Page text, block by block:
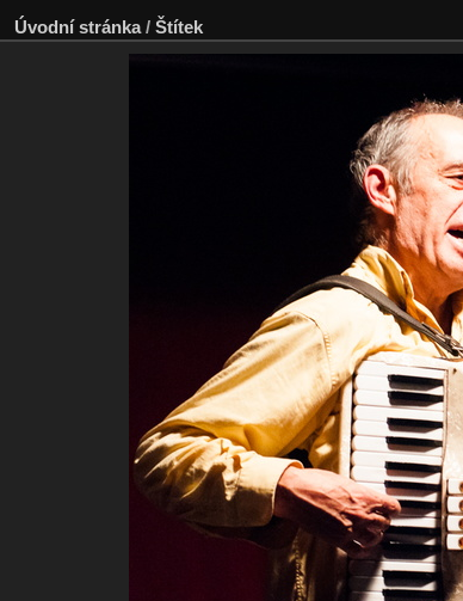
Úvodní stránka/ Štítek